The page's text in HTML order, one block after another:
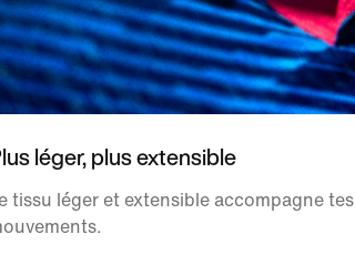
léger, plus extensible
tissu léger et extensible accompagne tes